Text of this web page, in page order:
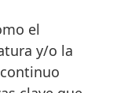
el
y/o la